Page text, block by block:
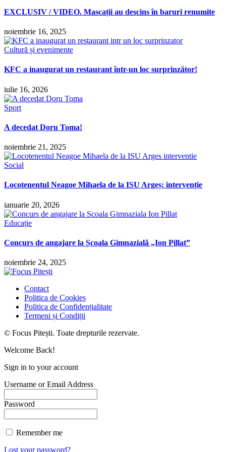
EXCLUSIV / VIDEO. Mascații au descins în baruri renumite
noiembrie 16, 2025
Cultură și evenimente
KFC a inaugurat un restaurant într-un loc surprinzător!
iulie 16, 2026
Sport
A decedat Doru Toma!
noiembrie 21, 2025
Social
Locotenentul Neagoe Mihaela de la ISU Argeș: intervenție
ianuarie 20, 2026
Educație
Concurs de angajare la Școala Gimnazială „Ion Pillat”
noiembrie 24, 2025
Contact
Politica de Cookies
Politica de Confidențialitate
Termeni și Condiții
© Focus Pitești. Toate drepturile rezervate.
Welcome Back!
Sign in to your account
Username or Email Address
Password
Remember me
Lost your password?